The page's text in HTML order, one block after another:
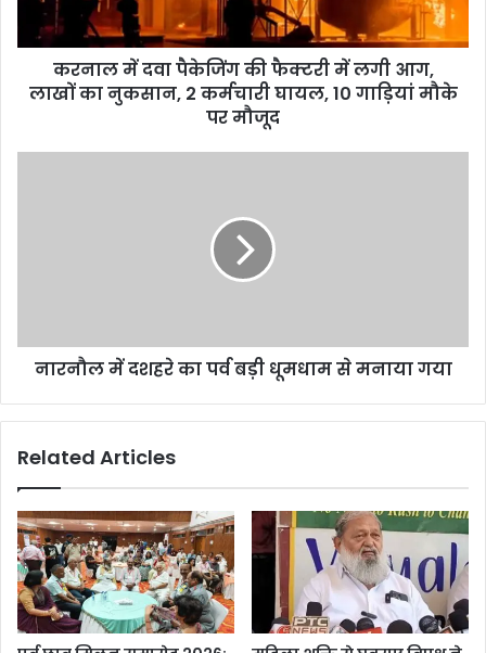
करनाल में दवा पैकेजिंग की फैक्टरी में लगी आग,
लाखों का नुकसान, 2 कर्मचारी घायल, 10 गाड़ियां मौके
पर मौजूद
नारनौल में दशहरे का पर्व बड़ी धूमधाम से मनाया गया
Related Articles